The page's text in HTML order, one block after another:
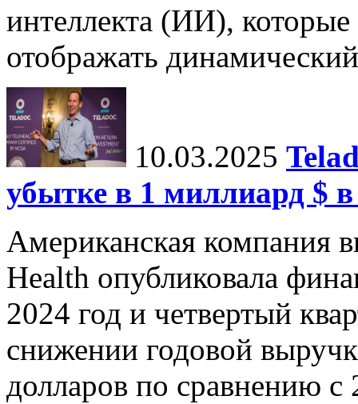
интеллекта (ИИ),
отображать
10.03.2025
убытке в 1 миллиард $ в
Американская компания
Health опубликовала
2024 год и четвертый
снижении годовой
долларов по сравнению с